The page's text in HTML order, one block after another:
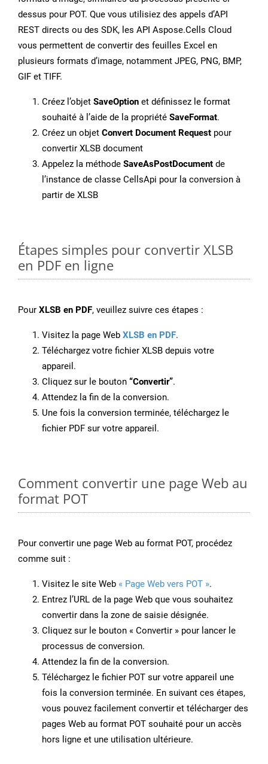
dessus pour POT. Que vous utilisiez des appels d’API
REST directs ou des SDK, les API Aspose.Cells Cloud
vous permettent de convertir des feuilles Excel en
plusieurs formats d’image, notamment JPEG, PNG, BMP,
GIF et TIFF.
Créez l’objet SaveOption et définissez le format
souhaité à l’aide de la propriété SaveFormat.
Créez un objet Convert Document Request pour
convertir XLSB document
Appelez la méthode SaveAsPostDocument de
l’instance de classe CellsApi pour la conversion à
partir de XLSB
Étapes simples pour convertir XLSB
en PDF en ligne
Pour XLSB en PDF, veuillez suivre ces étapes :
Visitez la page Web XLSB en PDF.
Téléchargez votre fichier XLSB depuis votre
appareil.
Cliquez sur le bouton “Convertir”.
Attendez la fin de la conversion.
Une fois la conversion terminée, téléchargez le
fichier PDF sur votre appareil.
Comment convertir une page Web au
format POT
Pour convertir une page Web au format POT, procédez
comme suit :
Visitez le site Web « Page Web vers POT ».
Entrez l’URL de la page Web que vous souhaitez
convertir dans la zone de saisie désignée.
Cliquez sur le bouton « Convertir » pour lancer le
processus de conversion.
Attendez la fin de la conversion.
Téléchargez le fichier POT sur votre appareil une
fois la conversion terminée. En suivant ces étapes,
vous pouvez facilement convertir et télécharger des
pages Web au format POT souhaité pour un accès
hors ligne et une utilisation ultérieure.